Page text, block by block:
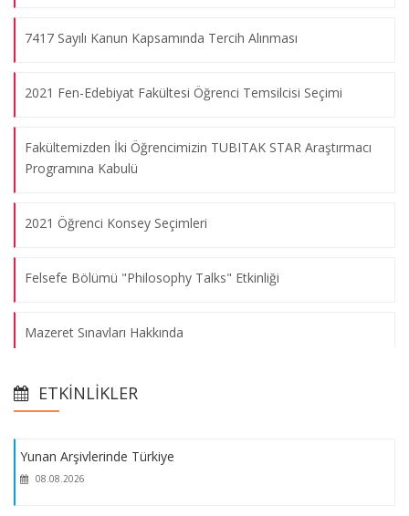
7417 Sayılı Kanun Kapsamında Tercih Alınması
2021 Fen-Edebiyat Fakültesi Öğrenci Temsilcisi Seçimi
Fakültemizden İki Öğrencimizin TUBITAK STAR Araştırmacı
Programına Kabulü
2021 Öğrenci Konsey Seçimleri
Felsefe Bölümü "Philosophy Talks" Etkinliği
Mazeret Sınavları Hakkında
Matematik Bölümü Öğretim Üyemizin ve Öğrencilerinin
Başarısı
Alman Dili ve Edebiyatı Bölümü ile Avusturya Kültür Ofisi
Etkinliği
ETKINLIKLER
08.08.2026
Yunan Arşivlerinde Türkiye
08.08.2026